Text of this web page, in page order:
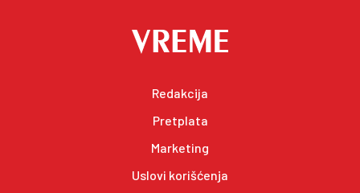
Redakcija
Pretplata
Marketing
Uslovi korišćenja